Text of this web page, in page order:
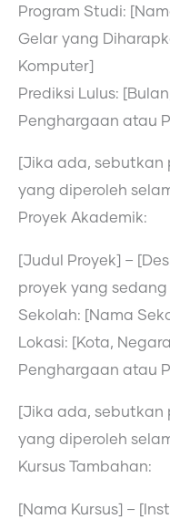
Program Studi:
Gelar yang
Komputer]
Prediksi Lulus:
Penghargaan atau
[Jika ada,
yang diperoleh
Proyek Akademik:
[Judul Proyek] –
proyek yang
Sekolah: [Nama
Lokasi: [Kota, Negara]
Penghargaan atau
[Jika ada,
yang diperoleh
Kursus Tambahan:
[Nama Kursus] –